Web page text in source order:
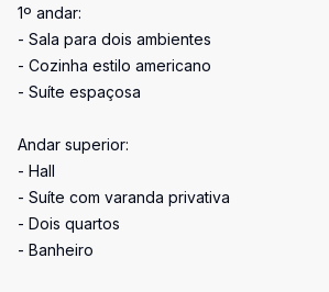
1º andar:
- Sala para dois ambientes
- Cozinha estilo americano
- Suíte espaçosa
Andar superior:
- Hall
- Suíte com varanda privativa
- Dois quartos
- Banheiro